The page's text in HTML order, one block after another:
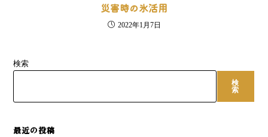
災害時の氷活用
2022年1月7日
検索
検
索
最近の投稿